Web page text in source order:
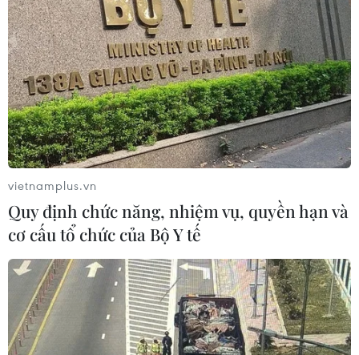
vietnamplus.vn
Quy định chức năng, nhiệm vụ, quyền hạn và
cơ cấu tổ chức của Bộ Y tế